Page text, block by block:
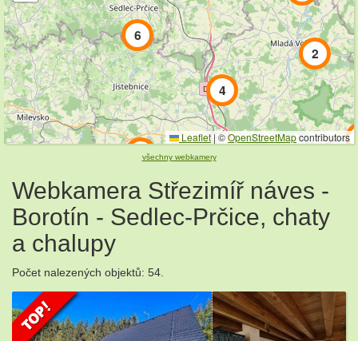
2
4
2
6
Leaflet|©OpenStreetMapcontributors
všechny webkamery
Webkamera Střezimíř náves -
Borotín - Sedlec-Prčice, chaty
a chalupy
Počet nalezených objektů: 54.